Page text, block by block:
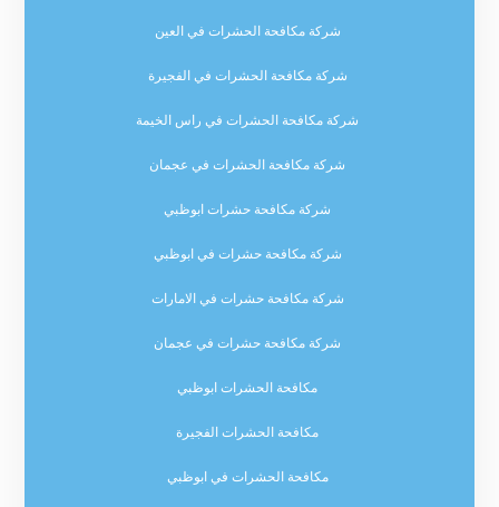
شركة مكافحة الحشرات في العين
شركة مكافحة الحشرات في الفجيرة
شركة مكافحة الحشرات في راس الخيمة
شركة مكافحة الحشرات في عجمان
شركة مكافحة حشرات ابوظبي
شركة مكافحة حشرات في ابوظبي
شركة مكافحة حشرات في الامارات
شركة مكافحة حشرات في عجمان
مكافحة الحشرات ابوظبي
مكافحة الحشرات الفجيرة
مكافحة الحشرات في ابوظبي